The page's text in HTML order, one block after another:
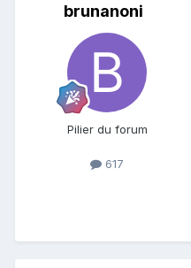
brunanoni
Pilier du forum
617